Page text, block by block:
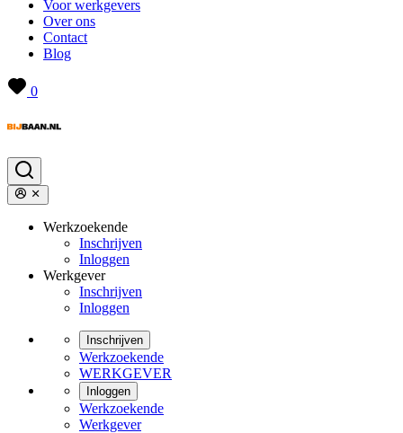
Voor werkgevers
Over ons
Contact
Blog
0
Werkzoekende
Inschrijven
Inloggen
Werkgever
Inschrijven
Inloggen
Inschrijven
Werkzoekende
WERKGEVER
Inloggen
Werkzoekende
Werkgever